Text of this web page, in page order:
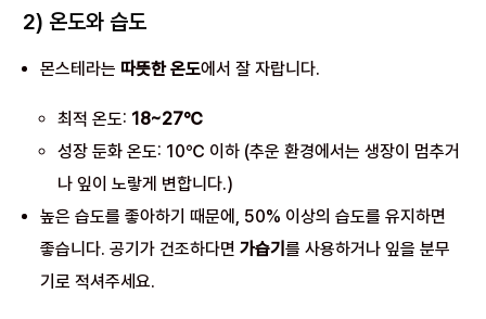
2) 온도와 습도
몬스테라는따뜻한 온도에서 잘 자랍니다.
최적 온도: 18~27℃
성장 둔화 온도: 10℃ 이하 (추운 환경에서는 생장이 멈추거
나 잎이 노랗게 변합니다.)
높은 습도를 좋아하기 때문에, 50% 이상의 습도를 유지하면
좋습니다. 공기가 건조하다면가습기를 사용하거나 잎을 분무
기로 적셔주세요.